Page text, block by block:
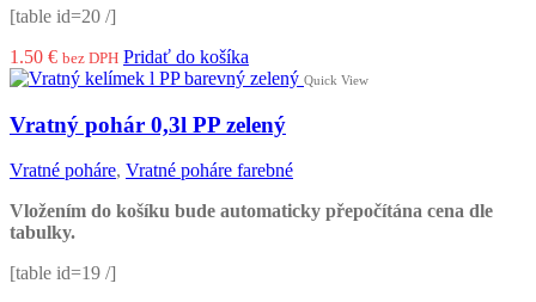
[table id=20 /]
1.50 € bez DPH Pridať do košíka
Quick View
Vratný pohár 0,3l PP zelený
Vratné poháre, Vratné poháre farebné
Vložením do košíku bude automaticky přepočítána cena dle
tabulky.
[table id=19 /]